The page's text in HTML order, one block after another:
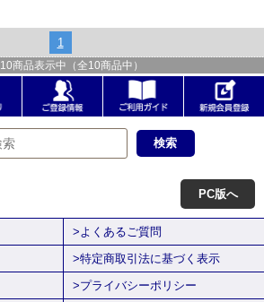
1
10商品表示中（全10商品中）
PC版へ
>よくあるご質問
>特定商取引法に基づく表示
>プライバシーポリシー